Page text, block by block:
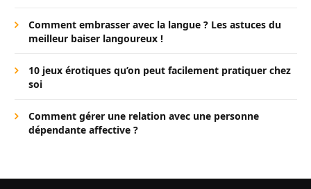
Comment embrasser avec la langue ? Les astuces du
meilleur baiser langoureux !
10 jeux érotiques qu’on peut facilement pratiquer chez
soi
Comment gérer une relation avec une personne
dépendante affective ?